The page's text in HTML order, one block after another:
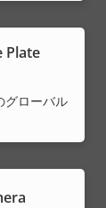
Plate
グローバル